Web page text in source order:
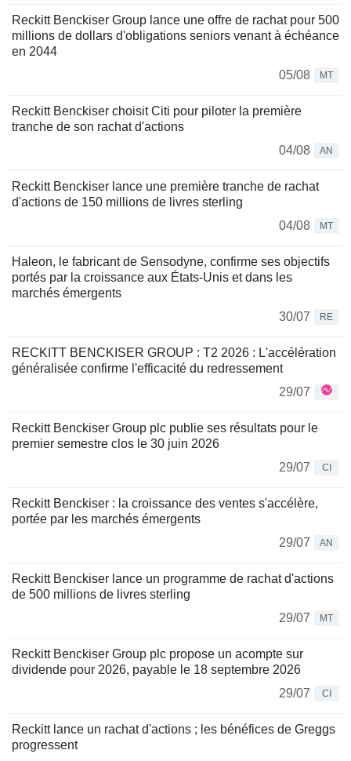
Reckitt Benckiser Group lance une offre de rachat pour 500
millions de dollars d'obligations seniors venant à échéance
en 2044
05/08
MT
Reckitt Benckiser choisit Citi pour piloter la première
tranche de son rachat d'actions
04/08
AN
Reckitt Benckiser lance une première tranche de rachat
d'actions de 150 millions de livres sterling
04/08
MT
Haleon, le fabricant de Sensodyne, confirme ses objectifs
portés par la croissance aux États-Unis et dans les
marchés émergents
30/07
RE
RECKITT BENCKISER GROUP : T2 2026 : L'accélération
généralisée confirme l'efficacité du redressement
29/07
Reckitt Benckiser Group plc publie ses résultats pour le
premier semestre clos le 30 juin 2026
29/07
CI
Reckitt Benckiser : la croissance des ventes s'accélère,
portée par les marchés émergents
29/07
AN
Reckitt Benckiser lance un programme de rachat d'actions
de 500 millions de livres sterling
29/07
MT
Reckitt Benckiser Group plc propose un acompte sur
dividende pour 2026, payable le 18 septembre 2026
29/07
CI
Reckitt lance un rachat d'actions ; les bénéfices de Greggs
progressent